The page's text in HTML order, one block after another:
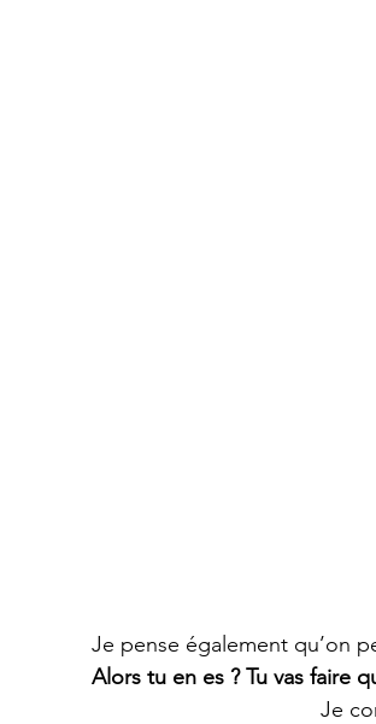
Je pense également qu’on
Alors tu en es ? Tu vas faire
Je